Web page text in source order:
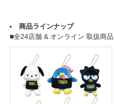
商品ラインナップ
■全24店舗 & オンライン 取扱商品